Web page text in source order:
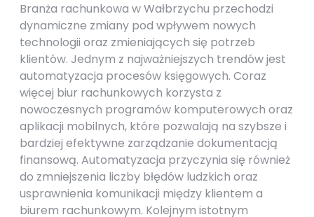
Branża rachunkowa w Wałbrzychu przechodzi
dynamiczne zmiany pod wpływem nowych
technologii oraz zmieniających się potrzeb
klientów. Jednym z najważniejszych trendów jest
automatyzacja procesów księgowych. Coraz
więcej biur rachunkowych korzysta z
nowoczesnych programów komputerowych oraz
aplikacji mobilnych, które pozwalają na szybsze i
bardziej efektywne zarządzanie dokumentacją
finansową. Automatyzacja przyczynia się również
do zmniejszenia liczby błędów ludzkich oraz
usprawnienia komunikacji między klientem a
biurem rachunkowym. Kolejnym istotnym